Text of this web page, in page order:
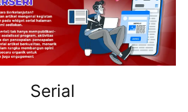
Serial